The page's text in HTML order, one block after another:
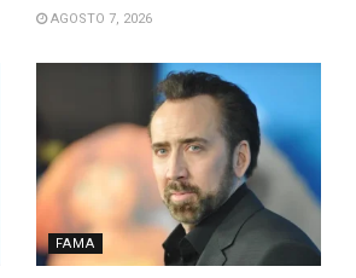
AGOSTO 7, 2026
FAMA